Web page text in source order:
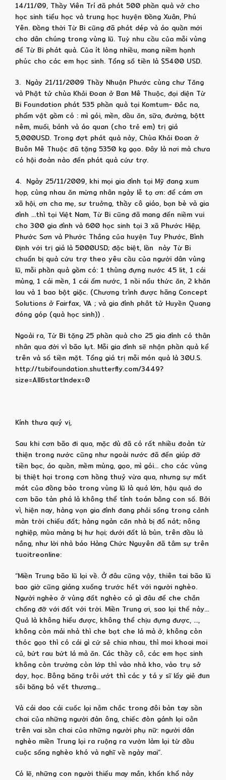
14/11/09, Thầy Viên Trí đã phát 500 phần quà vở cho
học sinh tiểu học và trung học huyện Đồng Xuân, Phú
Yên. Đồng thời Từ Bi cũng đã phát dép và áo quần mới
cho dân chúng trong vùng lũ. Tuỳ nhu cầu của mỗi vùng
để Từ Bi phát quà. Của ít lòng nhiều, mang niềm hạnh
phúc cho các em học sinh. Tổng số tiền là $5400 USD.
3. Ngày 21/11/2009 Thầy Nhuận Phước cùng chư Tăng
và Phật tử chùa Khải Đoan ở Ban Mê Thuộc, đại diện Từ
Bi Foundation phát 535 phần quà tại Komtum- Đắc na,
phẩm vật gồm có : mì gói, mền, dầu ăn, sữa, đường, bộtt
nêm, muối, bánh và áo quan (cho trẻ em) trị giá
5,000USD. Trong đợt phát quà này, Chùa Khải Đoan ở
Buôn Mê Thuộc đã tặng 5350 kg gạo. Đây là nơi mà chưa
có hội đoàn nào đến phát quà cứư trợ.
4. Ngày 25/11/2009, khi mọi gia đình tại Mỹ đang xum
họp, cùng nhau ăn mừng nhân ngày lễ tạ ơn: để cám ơn
xã hội, ơn cha mẹ, sư truởng, thầy cô giáo, bạn bè và gia
đình …thì tại Việt Nam, Từ Bi cũng đã mang đến niềm vui
cho 300 gia đình và 600 học sinh tại 3 xã Phước Hiệp,
Phước Sơn và Phước Thắng của huyện Tuy Phước, Bình
Định với trị giá là 5000USD; đặc biệt, lần này Từ Bi
chuẩn bị quà cứu trợ theo yêu cầu của người dân vùng
lũ, mỗi phần quà gồm có: 1 thùng đựng nước 45 lit, 1 cái
mùng, 1 cái mền, 1 cái ấm nước, 1 nồi nấu thức ăn, 2 khăn
lau và 1 bao bột giặc. (Chương trình được hãng Concept
Solutions ở Fairfax, VA ; và gia đình phât tử Huyền Quang
đóng góp (quà học sinh)) .
Ngoài ra, Từ Bi tặng 25 phần quà cho 25 gia đình có thân
nhân qua đời vì bão lụt. Mỗi gia đình sẽ nhận phần quà kể
trên và số tiền mặt. Tổng giá trị mỗi món quà là 30U.S.
http://tubifoundation.shutterfly.com/3449?
size=All&startIndex=0
Kính thưa quý vị,
Sau khi cơn bão đi qua, mặc dù đã có rất nhiều đoàn từ
thiện trong nước cũng như ngoài nước đã đến giúp đỡ
tiền bạc, áo quần, mềm mùng, gạo, mì gói… cho các vùng
bị thiệt hại trong cơn hồng thuỷ vừa qua, nhưng sự mất
mát của đồng bào trong vùng lũ là quá lớn, hậu quả do
cơn bão tàn phá là không thể tính toán bằng con số. Bởi
vì, hiện nay, hàng vạn gia đình đang phải sống trong cảnh
màn trời chiếu đất; hàng ngàn căn nhà bị đổ nát; nông
nghiệp, mùa màng bị hư hại; dưới đất là bùn, trên đầu là
nắng, như lời nhà báo Hàng Chức Nguyên đã tâm sự trên
tuoitreonline:
“Miền Trung bão lũ lại về. Ở đâu cũng vậy, thiên tai bão lũ
bao giờ cũng giáng xuống trước hết với người nghèo.
Người nghèo ở vùng đất nghèo có gì đâu để che chắn
chống đỡ với đất với trời. Miền Trung ơi, sao lại thế này…
Quả là không hiểu được, không thể chịu đựng được, …,
không còn mái nhà thì che bạt che lá mà ở, không còn
thóc gạo thì có cái gì cứ sẻ chia nhau, thì moi khoai moi
củ, bứt rau bứt lá mà ăn. Các thầy cô, các em học sinh
không còn trường còn lớp thì vào nhà kho, vào trụ sở
dạy, học. Bông băng trôi ướt thì các y tá y sĩ lấy giẻ đun
sôi băng bó vết thương…
Và cái dao cái cuốc lại nằm chắc trong đôi bàn tay sần
chai của những người đàn ông, chiếc đòn gánh lại oằn
trên vai sần chai của những người phụ nữ: người dân
nghèo miền Trung lại ra ruộng ra vườn làm lại từ đầu
cuộc sống nghèo khó và nghĩ về ngày mai”.
Có lẽ, những con người thiếu may mắn, khốn khổ này